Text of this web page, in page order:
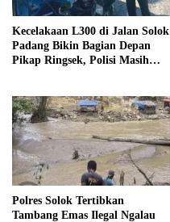
Kecelakaan L300 di Jalan Solok
Padang Bikin Bagian Depan
Pikap Ringsek, Polisi Masih
Polres Solok Tertibkan
Tambang Emas Ilegal Ngalau